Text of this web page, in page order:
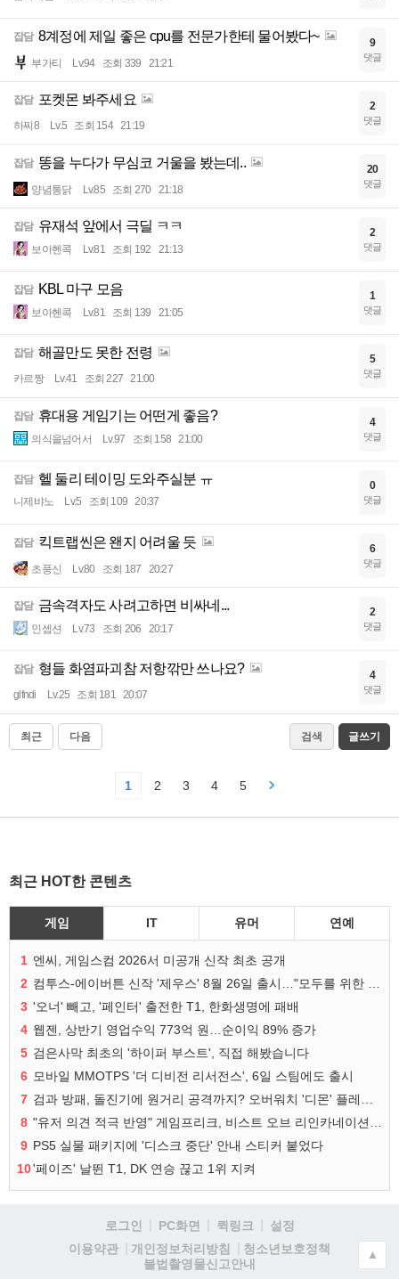
잡담 8계정에 제일 좋은 cpu를 전문가한테 물어봤다~
부가티 Lv.94 조회 339 21:21
9
댓글
잡담 포켓몬 봐주세요
하찌8 Lv.5 조회 154 21:19
2
댓글
잡담 똥을 누다가 무심코 거울을 봤는데..
양념통닭 Lv.85 조회 270 21:18
20
댓글
잡담 유재석 앞에서 극딜 ㅋㅋ
보아헨콕 Lv.81 조회 192 21:13
2
댓글
잡담 KBL 마구 모음
보아헨콕 Lv.81 조회 139 21:05
1
댓글
잡담 해골만도 못한 전령
카르짱 Lv.41 조회 227 21:00
5
댓글
잡담 휴대용 게임기는 어떤게 좋음?
의식을넘어서 Lv.97 조회 158 21:00
4
댓글
잡담 헬 둘리 테이밍 도와주실분 ㅠ
니제뱌노 Lv.5 조회 109 20:37
0
댓글
잡담 킥트랩씬은 왠지 어려울 듯
초풍신 Lv.80 조회 187 20:27
6
댓글
잡담 금속격자도 사려고하면 비싸네...
인셉션 Lv.73 조회 206 20:17
2
댓글
잡담 형들 화염파괴참 저항깎만 쓰나요?
glfndi Lv.25 조회 181 20:07
4
댓글
최근 다음 검색 글쓰기
1 2 3 4 5
최근 HOT한 콘텐츠
게임 IT 유머 연예
1 엔씨, 게임스컴 2026서 미공개 신작 최초 공개
2
3 '오너' 빼고, '페인터' 출전한 T1, 한화생명에 패배
4 웹젠, 상반기 영업수익 773억 원…순이익 89% 증가
5 검은사막 최초의 '하이퍼 부스트', 직접 해봤습니다
6 모바일 MMOTPS '더 디비전 리서전스', 6일 스팀에도 출시
7
8
9 PS5 실물 패키지에 '디스크 중단' 안내 스티커 붙었다
10'페이즈' 날뛴 T1, DK 연승 끊고 1위 지켜
로그인 PC화면 퀵링크
설정
이용약관
개인정보처리방침
청소년보호정책
불법촬영물신고안내
▲